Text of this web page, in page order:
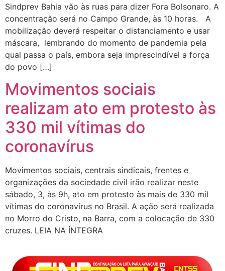
Sindprev Bahia vão às ruas para dizer Fora Bolsonaro. A
concentração será no Campo Grande, às 10 horas. A
mobilização deverá respeitar o distanciamento e usar
máscara, lembrando do momento de pandemia pela
qual passa o país, embora seja imprescindível a força
do povo […]
Movimentos sociais
realizam ato em protesto às
330 mil vítimas do
coronavírus
Movimentos sociais, centrais sindicais, frentes e
organizações da sociedade civil irão realizar neste
sábado, 3, às 9h, ato em protesto às mais de 330 mil
vítimas do coronavírus no Brasil. A ação será realizada
no Morro do Cristo, na Barra, com a colocação de 330
cruzes. LEIA NA ÍNTEGRA